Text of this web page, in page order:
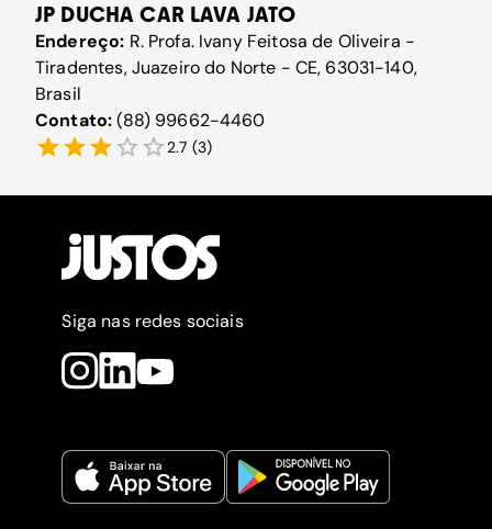
JP DUCHA CAR LAVA JATO
Endereço: R. Profa. Ivany Feitosa de Oliveira -
Tiradentes, Juazeiro do Norte - CE, 63031-140,
Brasil
Contato:(88) 99662-4460
2.7 (3)
Siga nas redes sociais